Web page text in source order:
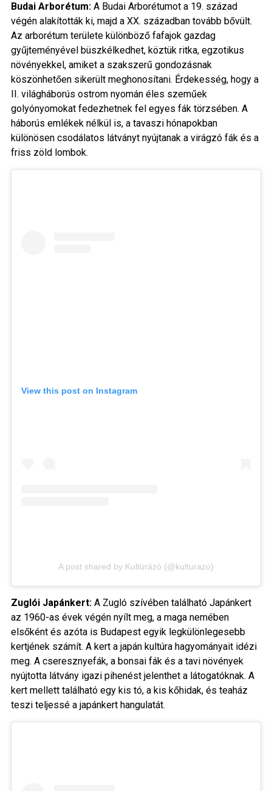
Budai Arborétum:A Budai Arborétumot a 19. század
végén alakították ki, majd a XX. században tovább bővült.
Az arborétum területe különböző fafajok gazdag
gyűjteményével büszkélkedhet, köztük ritka, egzotikus
növényekkel, amiket a szakszerű gondozásnak
köszönhetően sikerült meghonosítani. Érdekesség, hogy a
II. világháborús ostrom nyomán éles szeműek
golyónyomokat fedezhetnek fel egyes fák törzsében. A
háborús emlékek nélkül is, a tavaszi hónapokban
különösen csodálatos látványt nyújtanak a virágzó fák és a
friss zöld lombok.
View this post on Instagram
A post shared by Kultúrázó (@kulturazo)
Zuglói Japánkert:A Zugló szívében található Japánkert
az 1960-as évek végén nyílt meg, a maga nemében
elsőként és azóta is Budapest egyik legkülönlegesebb
kertjének számít. A kert a japán kultúra hagyományait idézi
meg. A cseresznyefák, a bonsai fák és a tavi növények
nyújtotta látvány igazi pihenést jelenthet a látogatóknak. A
kert mellett található egy kis tó, a kis kőhidak, és teaház
teszi teljessé a japánkert hangulatát.